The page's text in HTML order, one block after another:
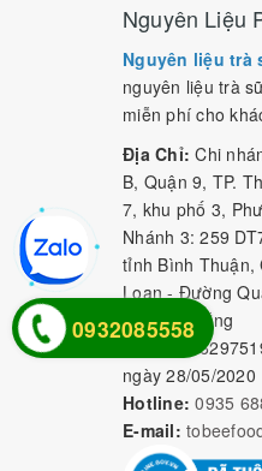
Nguyên Liệu
Nguyên liệu trà
nguyên liệu trà
miễn phí cho
Địa Chỉ: Chi
B, Quận 9, TP.
7, khu phố 3,
Nhánh 3: 259
tỉnh Bình Thuận,
Loan - Đường
- TP. Đà Nẵng
ngày 28/05/2020
Hotline: 0935
E-mail:
0932085558